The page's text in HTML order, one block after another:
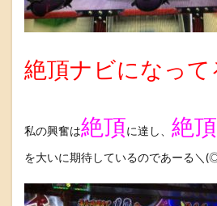
絶頂ナビになって
私の興奮は絶頂に達し、 絶頂
を大いに期待しているのであーる＼